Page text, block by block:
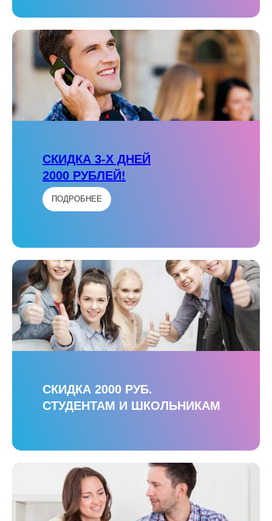
СКИДКА 3-Х ДНЕЙ
2000 РУБЛЕЙ!
ПОДРОБНЕЕ
СКИДКА 2000 РУБ.
СТУДЕНТАМ И ШКОЛЬНИКАМ